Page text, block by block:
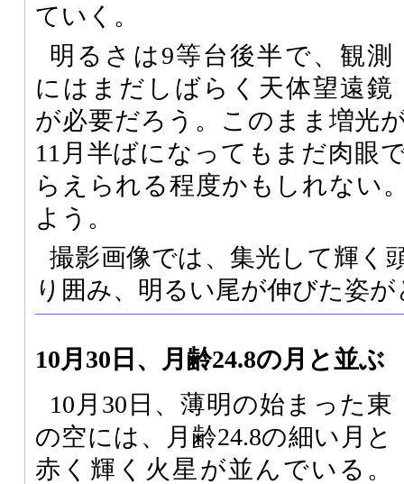
ていく。
明るさは9等台後半で、観測
にはまだしばらく天体望遠鏡
が必要だろう。このまま増光
11月半ばになってもまだ肉眼
らえられる程度かもしれない
よう。
撮影画像では、集光して輝く
り囲み、明るい尾が伸びた姿
10月30日、月齢24.8の月と並ぶ
10月30日、薄明の始まった東
の空には、月齢24.8の細い月と
赤く輝く火星が並んでいる。